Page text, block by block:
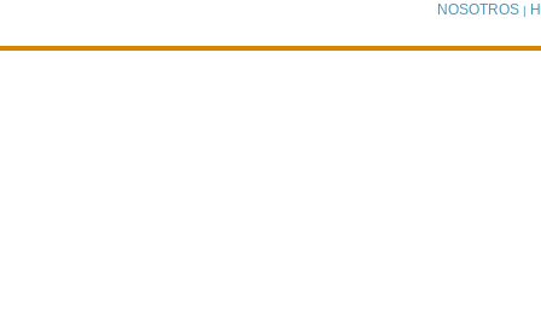
NOSOTROS |